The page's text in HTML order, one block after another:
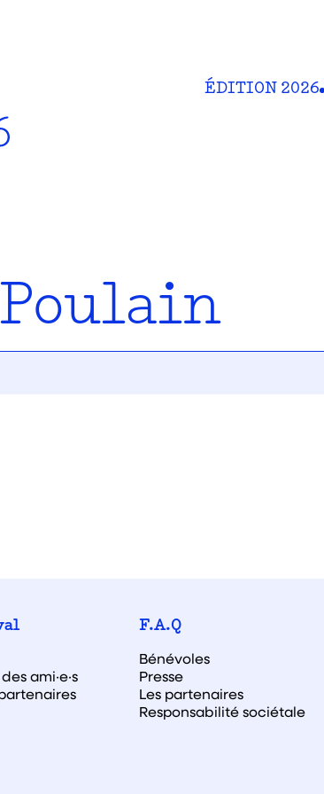
ÉDITION 2026
ami·e·s
F.A.Q
Bénévoles
Presse
Les partenaires
Responsabilité sociétale